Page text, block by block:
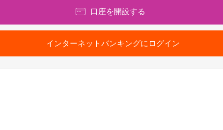
口座を開設する
インターネットバンキングにログイン